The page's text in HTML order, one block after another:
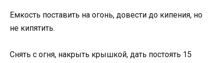
Емкость поставить на огонь, довести до кипения, но
не кипятить.
Снять с огня, накрыть крышкой, дать постоять 15